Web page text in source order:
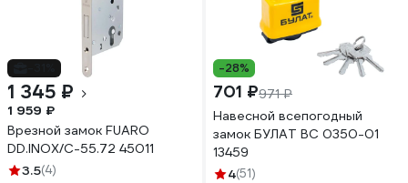
1 345 ₽
1 959 ₽
Врезной замок FUARO
DD.INOX/C-55.72 45011
3.5(4)
-28%
701 ₽971 ₽
Навесной всепогодный
замок БУЛАТ ВС 0350-01
13459
4(51)